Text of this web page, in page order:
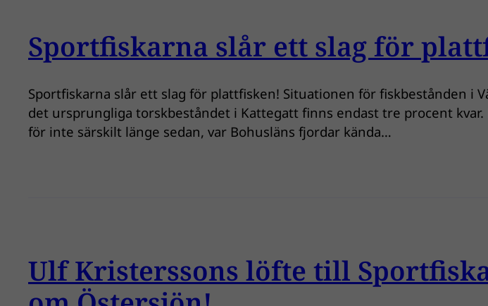
Sportfiskarna slår ett slag för
Sportfiskarna slår ett slag för plattfisken! Situationen för fiskbestånden i
det ursprungliga torskbeståndet i Kattegatt finns endast tre procent
för inte särskilt länge sedan, var Bohusläns fjordar kända…
Ulf Kristerssons löfte till